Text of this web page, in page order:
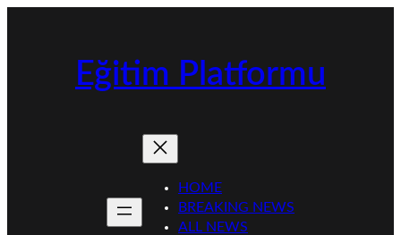
Eğitim Platformu
HOME
BREAKING NEWS
ALL NEWS